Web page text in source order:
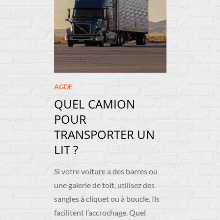
AGDE
QUEL CAMION
POUR
TRANSPORTER UN
LIT ?
Si votre voiture a des barres ou
une galerie de toit, utilisez des
sangles à cliquet ou à boucle. Ils
facilitent l’accrochage. Quel